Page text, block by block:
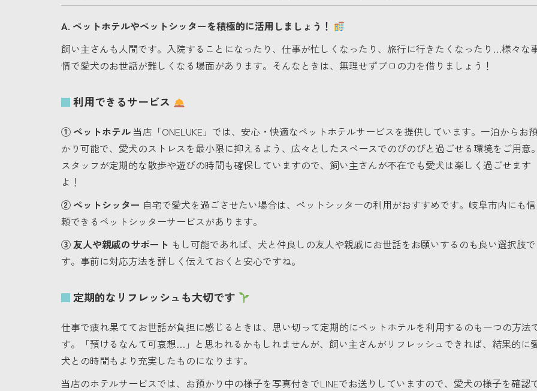
A. ペットホテルやペットシッターを積極的に活用しましょう！
飼い主さんも人間です。入院することになったり、仕事が忙しくなったり、旅行に行きたくなったり…様々な
情で愛犬のお世話が難しくなる場面があります。そんなときは、無理せずプロの力を借りましょう！
利用できるサービス
① ペットホテル 当店「ONELUKE」では、安心・快適なペットホテルサービスを提供しています。一泊からお預
かり可能で、愛犬のストレスを最小限に抑えるよう、広々としたスペースでのびのびと過ごせる環境をご用意。
スタッフが定期的な散歩や遊びの時間も確保していますので、飼い主さんが不在でも愛犬は楽しく過ごせます
よ！
② ペットシッター 自宅で愛犬を過ごさせたい場合は、ペットシッターの利用がおすすめです。岐阜市内にも信
頼できるペットシッターサービスがあります。
③ 友人や親戚のサポート もし可能であれば、犬と仲良しの友人や親戚にお世話をお願いするのも良い選択肢で
す。事前に対応方法を詳しく伝えておくと安心ですね。
定期的なリフレッシュも大切です
仕事で疲れ果ててお世話が負担に感じるときは、思い切って定期的にペットホテルを利用するのも一つの方法
す。「預けるなんて可哀想…」と思われるかもしれませんが、飼い主さんがリフレッシュできれば、結果的に
犬との時間もより充実したものになります。
当店のホテルサービスでは、お預かり中の様子を写真付きでLINEでお送りしていますので、愛犬の様子を確認